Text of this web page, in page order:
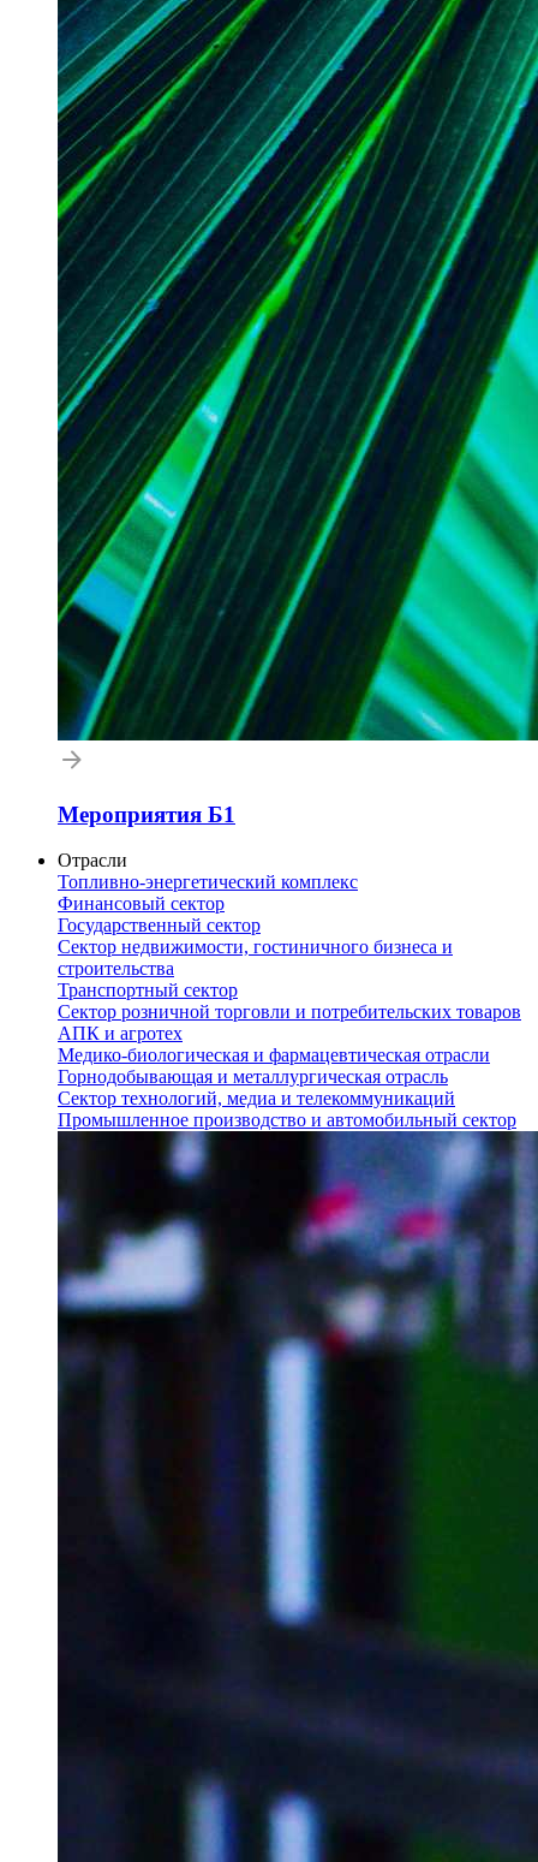
Мероприятия Б1
Отрасли
Топливно-энергетический комплекс
Финансовый сектор
Государственный сектор
Сектор недвижимости, гостиничного бизнеса и
строительства
Транспортный сектор
Сектор розничной торговли и потребительских товаров
АПК и агротех
Медико-биологическая и фармацевтическая отрасли
Горнодобывающая и металлургическая отрасль
Сектор технологий, медиа и телекоммуникаций
Промышленное производство и автомобильный сектор